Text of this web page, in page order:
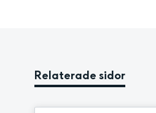
Relaterade sidor